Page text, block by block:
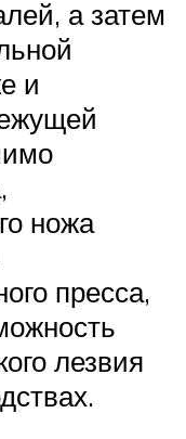
а затем
и
ножа
пресса,
лезвия